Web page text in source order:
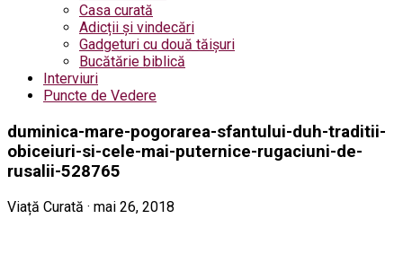
Casa curată
Adicții și vindecări
Gadgeturi cu două tăișuri
Bucătărie biblică
Interviuri
Puncte de Vedere
duminica-mare-pogorarea-sfantului-duh-traditii-
obiceiuri-si-cele-mai-puternice-rugaciuni-de-
rusalii-528765
Viață Curată · mai 26, 2018